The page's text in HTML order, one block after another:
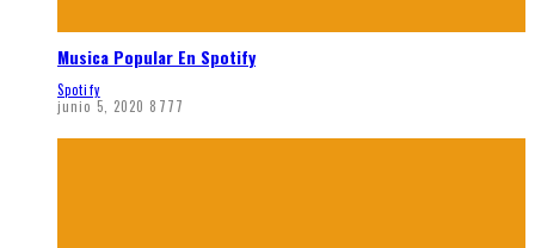
Musica Popular En Spotify
Spotify
junio 5, 2020 8777